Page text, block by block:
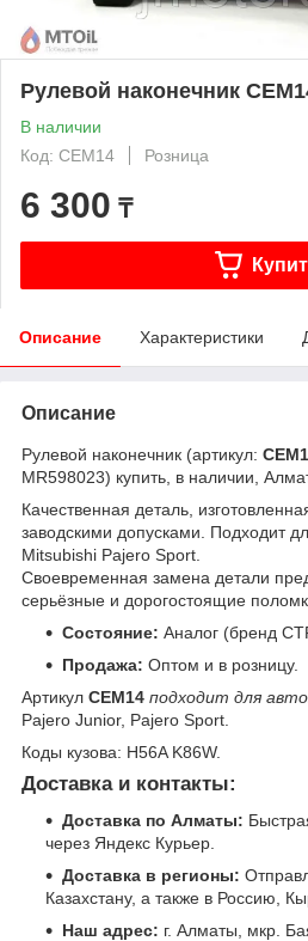
Рулевой наконечник
В наличии
Код: CEM14
Розница
6 300 ₸
Описание Характеристики
Описание
Рулевой наконечник (артикул:
MR598023) купить, в наличии,
Качественная деталь,
заводскими допусками. Подходит
Mitsubishi Pajero Sport.
Своевременная замена детали
серьёзные и дорогостоящие
Состояние: Аналог (бренд
Продажа: Оптом и в розницу.
Артикул CEM14 подходит для
Pajero Junior, Pajero Sport.
Коды кузова: H56A K86W.
Доставка и контакты:
Доставка по Алматы:
через Яндекс Курьер.
Доставка в регионы:
Казахстану, а также в Россию,
Наш адрес: г. Алматы, мкр.